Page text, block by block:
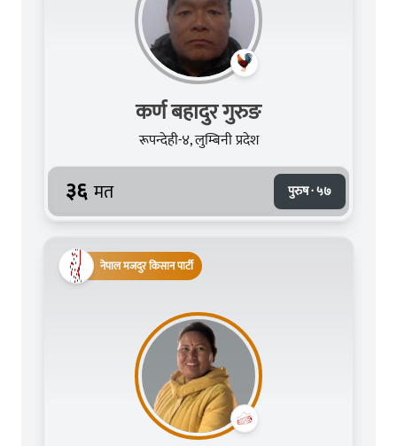
कर्ण बहादुर गुरुङ
रूपन्देही-४, लुम्बिनी प्रदेश
३६ मत पुरुष · ५७
नेपाल मजदुर किसान पार्टी